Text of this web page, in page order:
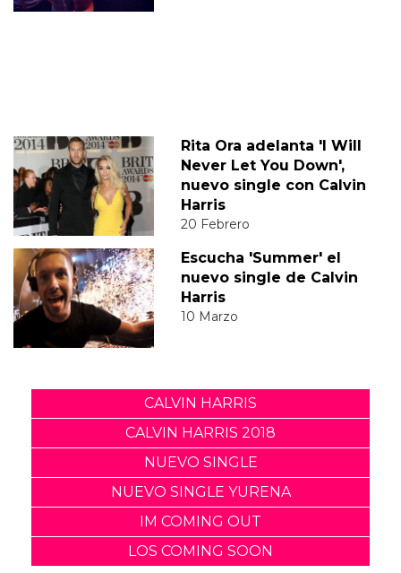
Rita Ora adelanta 'I Will
Never Let You Down',
nuevo single con Calvin
Harris
20 Febrero
Escucha 'Summer' el
nuevo single de Calvin
Harris
10 Marzo
CALVIN HARRIS
CALVIN HARRIS 2018
NUEVO SINGLE
NUEVO SINGLE YURENA
IM COMING OUT
LOS COMING SOON